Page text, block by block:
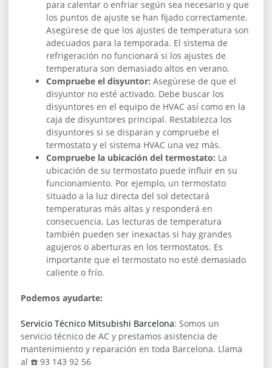
para calentar o enfriar según sea necesario y que
los puntos de ajuste se han fijado correctamente.
Asegúrese de que los ajustes de temperatura son
adecuados para la temporada. El sistema de
refrigeración no funcionará si los ajustes de
temperatura son demasiado altos en verano.
Compruebe el disyuntor: Asegúrese de que el
disyuntor no esté activado. Debe buscar los
disyuntores en el equipo de HVAC así como en la
caja de disyuntores principal. Restablezca los
disyuntores si se disparan y compruebe el
termostato y el sistema HVAC una vez más.
Compruebe la ubicación del termostato: La
ubicación de su termostato puede influir en su
funcionamiento. Por ejemplo, un termostato
situado a la luz directa del sol detectará
temperaturas más altas y responderá en
consecuencia. Las lecturas de temperatura
también pueden ser inexactas si hay grandes
agujeros o aberturas en los termostatos. Es
importante que el termostato no esté demasiado
caliente o frío.
Podemos ayudarte:
Servicio Técnico Mitsubishi Barcelona: Somos un
servicio técnico de AC y prestamos asistencia de
mantenimiento y reparación en toda Barcelona. Llama
al ☎️ 93 143 92 56